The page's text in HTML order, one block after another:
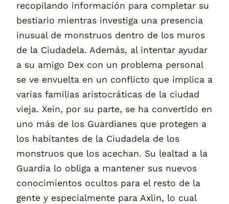
recopilando información para completar su
bestiario mientras investiga una presencia
inusual de monstruos dentro de los muros
de la Ciudadela. Además, al intentar ayudar
a su amigo Dex con un problema personal
se ve envuelta en un conflicto que implica a
varias familias aristocráticas de la ciudad
vieja. Xein, por su parte, se ha convertido en
uno más de los Guardianes que protegen a
los habitantes de la Ciudadela de los
monstruos que los acechan. Su lealtad a la
Guardia lo obliga a mantener sus nuevos
conocimientos ocultos para el resto de la
gente y especialmente para Axlin, lo cual